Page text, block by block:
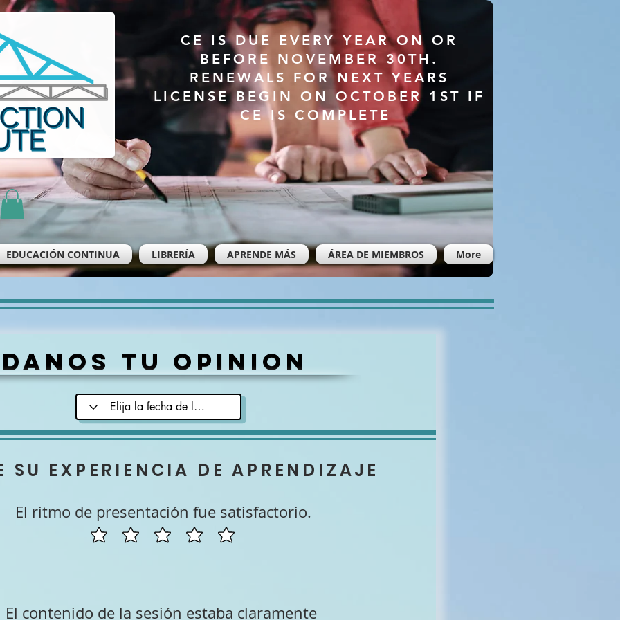
CE IS DUE EVERY YEAR ON OR
BEFORE NOVEMBER 30TH.
RENEWALS FOR NEXT YEARS
LICENSE BEGIN ON OCTOBER 1ST IF
CE IS COMPLETE
EDUCACIÓN CONTINUA LIBRERÍA APRENDE MÁS ÁREA DE MIEMBROS More
Danos tu opinion
SU EXPERIENCIA DE APRENDIZAJE
El ritmo de presentación fue satisfactorio.
El contenido de la sesión estaba claramente